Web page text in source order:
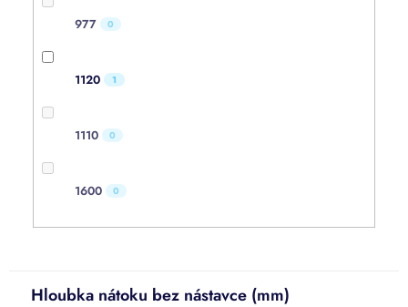
977 0
1120 1
1110 0
1600 0
Hloubka nátoku bez nástavce (mm)